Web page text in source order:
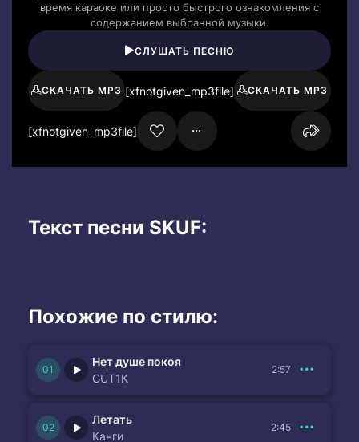
время караоке или просто быстрого ознакомления с
содержанием выбранной музыки.
СЛУШАТЬ ПЕСНЮ
СКАЧАТЬ MP3 [xfnotgiven_mp3file] СКАЧАТЬ MP3
[xfnotgiven_mp3file]
Текст песни SKUF:
Похожие по стилю:
Нет душе покоя
GUT1K
2:57
Летать
Канги
2:45